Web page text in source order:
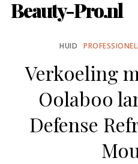
Beauty-Pro.nl
HUID
Verkoeling
Oolaboo
Defense